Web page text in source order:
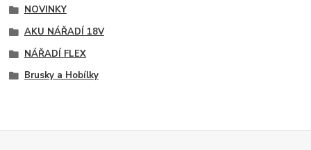
NOVINKY
AKU NÁŘADÍ 18V
NÁŘADÍ FLEX
Brusky a Hobílky